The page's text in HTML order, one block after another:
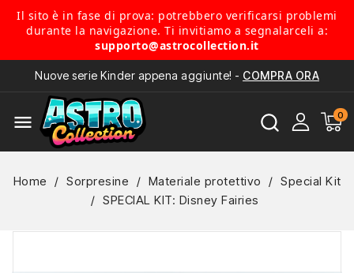
Il sito è in fase di prova: potrebbero verificarsi problemi
durante la navigazione. Ti invitiamo a segnalarceli a:
supporto@astrocollection.it
Nuove serie Kinder appena aggiunte! - COMPRA ORA
menu
Home Sorpresine Materiale protettivo
Special Kit
SPECIAL KIT: Disney Fairies